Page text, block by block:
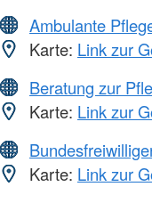
Ambulante
Karte: Link zur
Beratung zur
Karte: Link zur
Karte: Link zur